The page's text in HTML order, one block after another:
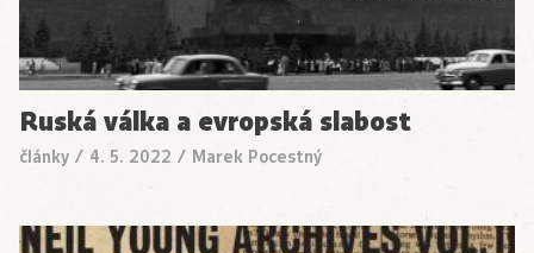
Ruská válka a evropská slabost
články / 4. 5. 2022 / Marek Pocestný